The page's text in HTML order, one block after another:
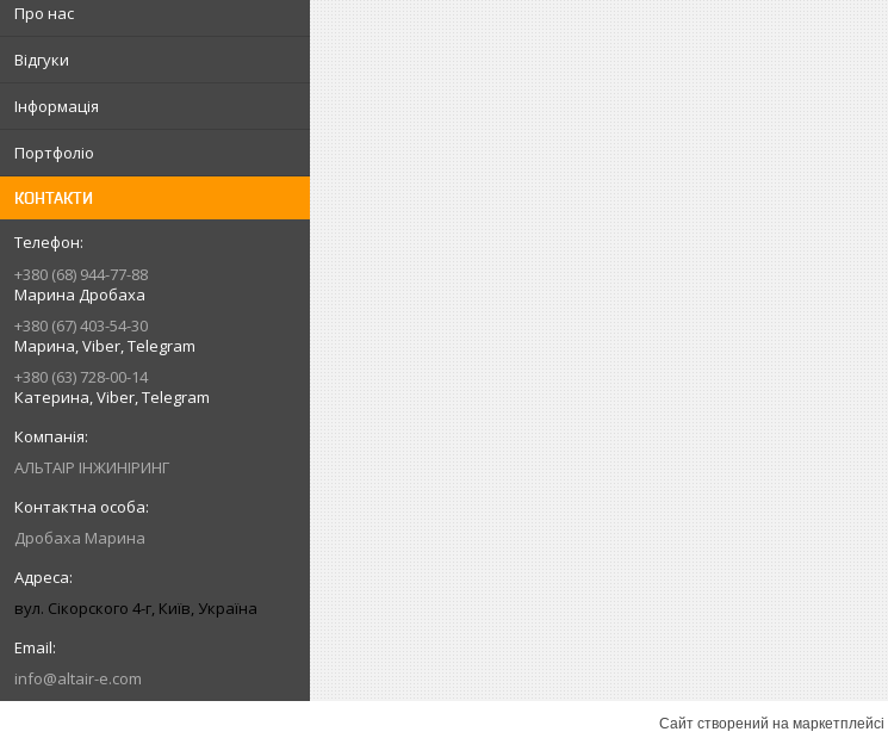
Про нас
Відгуки
Інформація
Портфоліо
КОНТАКТИ
+380 (68) 944-77-88
Марина Дробаха
+380 (67) 403-54-30
Марина, Viber, Telegram
+380 (63) 728-00-14
Катерина, Viber, Telegram
АЛЬТАІР ІНЖИНІРИНГ
Дробаха Марина
вул. Сікорского 4-г, Київ, Україна
info@altair-e.com
Сайт створений на маркетплейсі